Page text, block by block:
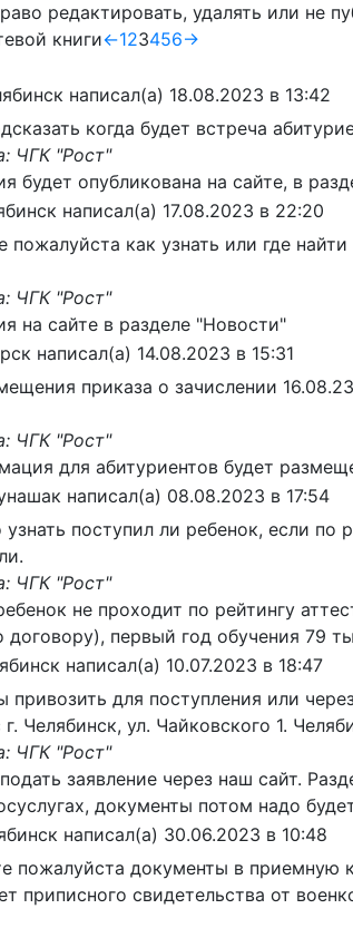
редактировать, удалять или не
книги←123456→
написал(а) 18.08.2023 в 13:42
когда будет встреча
ЧГК "Рост"
будет опубликована на сайте, в
написал(а) 17.08.2023 в 22:20
пожалуйста как узнать или где
ЧГК "Рост"
на сайте в разделе "Новости"
написал(а) 14.08.2023 в 15:31
приказа о зачислении
ЧГК "Рост"
для абитуриентов будет
написал(а) 08.08.2023 в 17:54
поступил ли ребенок, если
ЧГК "Рост"
не проходит по рейтингу
первый год обучения 79
написал(а) 10.07.2023 в 18:47
для поступления или
Челябинск, ул. Чайковского 1.
ЧГК "Рост"
заявление через наш сайт.
документы потом надо
написал(а) 30.06.2023 в 10:48
пожалуйста документы в
приписного свидетельства от